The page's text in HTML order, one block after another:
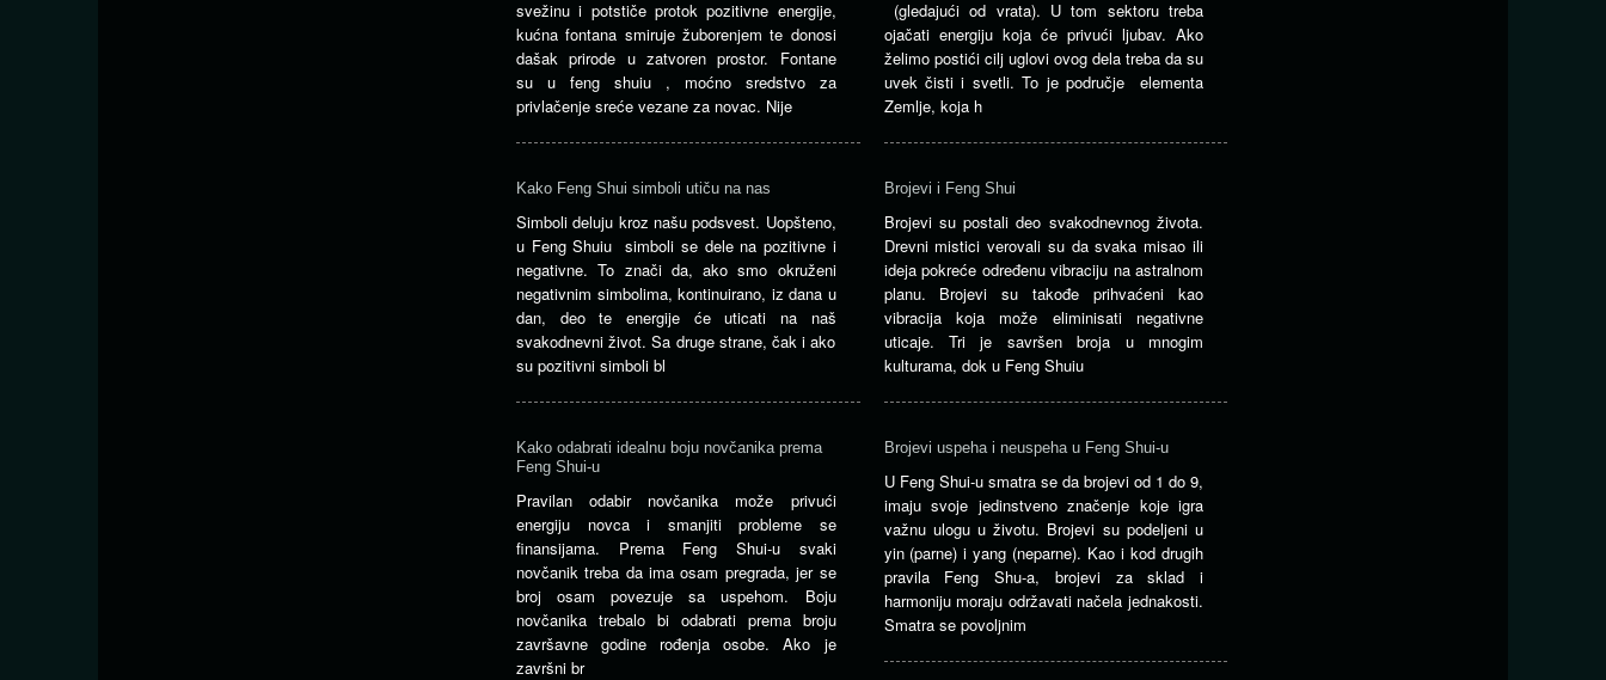
svežinu i potstiče protok pozitivne energije,
kućna fontana smiruje žuborenjem te donosi
dašak prirode u zatvoren prostor. Fontane
su u feng shuiu , moćno sredstvo za
privlačenje sreće vezane za novac. Nije
(gledajući od vrata). U tom sektoru treba
ojačati energiju koja će privući ljubav. Ako
želimo postići cilj uglovi ovog dela treba da su
uvek čisti i svetli. To je područje elementa
Zemlje, koja h
Kako Feng Shui simboli utiču na nas
Simboli deluju kroz našu podsvest. Uopšteno,
u Feng Shuiu simboli se dele na pozitivne i
negativne. To znači da, ako smo okruženi
negativnim simbolima, kontinuirano, iz dana u
dan, deo te energije će uticati na naš
svakodnevni život. Sa druge strane, čak i ako
su pozitivni simboli bl
Brojevi i Feng Shui
Brojevi su postali deo svakodnevnog života.
Drevni mistici verovali su da svaka misao ili
ideja pokreće određenu vibraciju na astralnom
planu. Brojevi su takođe prihvaćeni kao
vibracija koja može eliminisati negativne
uticaje. Tri je savršen broja u mnogim
kulturama, dok u Feng Shuiu
Kako odabrati idealnu boju novčanika prema
Feng Shui-u
Pravilan odabir novčanika može privući
energiju novca i smanjiti probleme se
finansijama. Prema Feng Shui-u svaki
novčanik treba da ima osam pregrada, jer se
broj osam povezuje sa uspehom. Boju
novčanika trebalo bi odabrati prema broju
završavne godine rođenja osobe. Ako je
završni br
Brojevi uspeha i neuspeha u Feng Shui-u
U Feng Shui-u smatra se da brojevi od 1 do 9,
imaju svoje jedinstveno značenje koje igra
važnu ulogu u životu. Brojevi su podeljeni u
yin (parne) i yang (neparne). Kao i kod drugih
pravila Feng Shu-a, brojevi za sklad i
harmoniju moraju održavati načela jednakosti.
Smatra se povoljnim